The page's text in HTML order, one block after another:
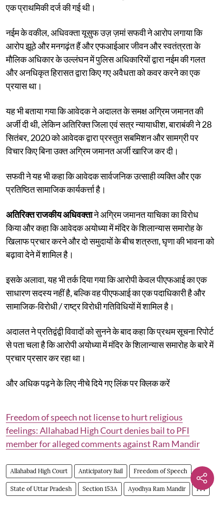
एक प्राथमिकी दर्ज की गई थी।
नईम के वकील, अधिवक्ता यूसुफ उज़ ज़मां सफवी ने आरोप लगाया कि
आरोप झूठे और मनगढ़ंत हैं और एफआईआर जीवन और स्वतंत्रता के
मौलिक अधिकार के उल्लंघन में पुलिस अधिकारियों द्वारा नईम की गलत
और अनधिकृत हिरासत द्वारा किए गए अवैधता को कवर करने का एक
प्रयास था।
यह भी बताया गया कि आवेदक ने अदालत के समक्ष अग्रिम जमानत की
अर्जी दी थी, लेकिन अतिरिक्त जिला एवं सत्र न्यायाधीश, बाराबंकी ने 28
सितंबर, 2020 को आवेदक द्वारा प्रस्तुत सबमिशन और सामग्री पर
विचार किए बिना उक्त अग्रिम जमानत अर्जी खारिज कर दी।
सफवी ने यह भी कहा कि आवेदक सार्वजनिक उत्साही व्यक्ति और एक
प्रतिष्ठित सामाजिक कार्यकर्त्ता है।
अतिरिक्त राजकीय अधिवक्ताने अग्रिम जमानत याचिका का विरोध
किया और कहा कि आवेदक अयोध्या में मंदिर के शिलान्यास समारोह के
खिलाफ प्रचार करने और दो समुदायों के बीच शत्रुता, घृणा की भावना को
बढ़ावा देने में शामिल है।
इसके अलावा, यह भी तर्क दिया गया कि आरोपी केवल पीएफआई का एक
साधारण सदस्य नहीं है, बल्कि वह पीएफआई का एक पदाधिकारी है और
सामाजिक-विरोधी / राष्ट्र विरोधी गतिविधियों में शामिल है।
अदालत ने प्रतिद्वंद्वी विवादों को सुनने के बाद कहा कि प्रथम सूचना रिपोर्ट
से पता चला है कि आरोपी अयोध्या में मंदिर के शिलान्यास समारोह के बारे में
प्रचार प्रसार कर रहा था।
और अधिक पढ़ने के लिए नीचे दिये गए लिंक पर क्लिक करें
Freedom of speech not license to hurt religious
feelings: Allahabad High Court denies bail to PFI
member for alleged comments against Ram Mandir
Allahabad High Court Anticipatory Bail Freedom of Speech
State of Uttar Pradesh Section 153A Ayodhya Ram Mandir PFI